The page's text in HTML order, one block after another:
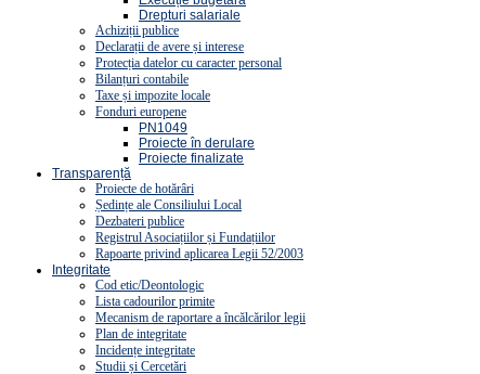
Drepturi salariale
Achiziții publice
Declarații de avere și interese
Protecția datelor cu caracter personal
Bilanțuri contabile
Taxe și impozite locale
Fonduri europene
PN1049
Proiecte în derulare
Proiecte finalizate
Transparență
Proiecte de hotărâri
Ședințe ale Consiliului Local
Dezbateri publice
Registrul Asociațiilor și Fundațiilor
Rapoarte privind aplicarea Legii 52/2003
Integritate
Cod etic/Deontologic
Lista cadourilor primite
Mecanism de raportare a încălcărilor legii
Plan de integritate
Incidențe integritate
Studii și Cercetări